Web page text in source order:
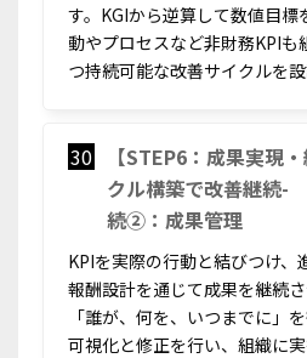
す。KGIから逆算して数値目
動やプロセスなど非財務KPIも
つ持続可能な改善サイクルを設
30
【STEP6：成果実現
クル構築で改善継続-
続②：成果管理
KPIを実際の行動と結びつけ、
報酬設計を通じて成果を継続さ
「誰が、何を、いつまでに」
可視化と修正を行い、組織に